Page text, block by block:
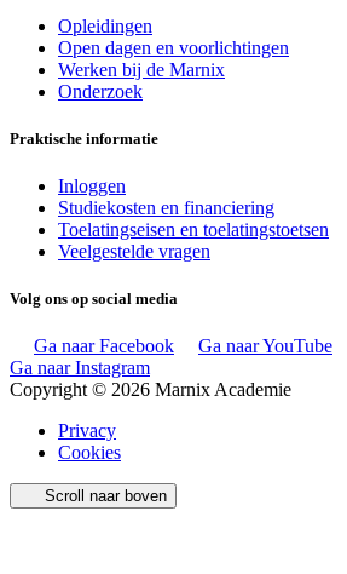
Opleidingen
Open dagen en voorlichtingen
Werken bij de Marnix
Onderzoek
Praktische informatie
Inloggen
Studiekosten en financiering
Toelatingseisen en toelatingstoetsen
Veelgestelde vragen
Volg ons op social media
Ga naar Facebook Ga naar YouTube
Ga naar Instagram
Copyright © 2026 Marnix Academie
Privacy
Cookies
Scroll naar boven